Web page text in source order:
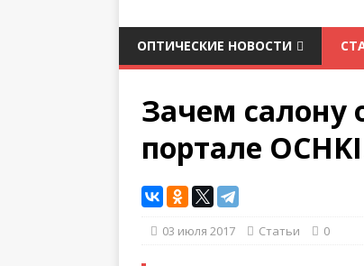
ОПТИЧЕСКИЕ НОВОСТИ
Зачем салону
портале
03 июля 2017 Статьи 0